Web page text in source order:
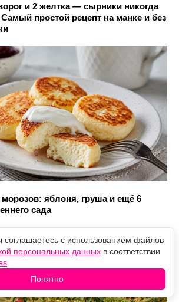
и 2 желтка — сырники никогда
простой рецепт на манке и без
яблоня, груша и ещё 6
сада
соглашаетесь с использованием файлов
персональных данных в соответствии
Понятно